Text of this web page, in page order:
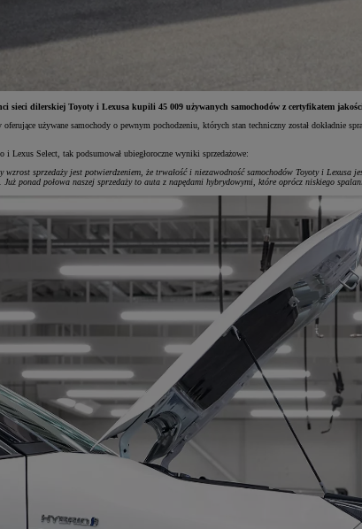
sieci dilerskiej Toyoty i Lexusa kupili 45 009 używanych samochodów z certyfikatem
używane samochody o pewnym pochodzeniu, których stan techniczny został
Lexus Select, tak podsumował ubiegłoroczne wyniki sprzedażowe:
sprzedaży jest potwierdzeniem, że trwałość i niezawodność samochodów Toyoty i
Już ponad połowa naszej sprzedaży to auta z napędami hybrydowymi, które oprócz niskiego